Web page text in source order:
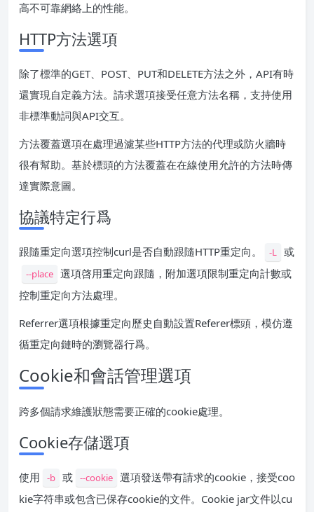
高不可靠網絡上的性能。
HTTP方法選項
除了標準的GET、POST、PUT和DELETE方法之外，API有時
還實現自定義方法。請求選項接受任意方法名稱，支持使用
非標準動詞與API交互。
方法覆蓋選項在處理過濾某些HTTP方法的代理或防火牆時
很有幫助。基於標頭的方法覆蓋在在線使用允許的方法時傳
達實際意圖。
協議特定行爲
跟隨重定向選項控制curl是否自動跟隨HTTP重定向。 -L 或
--place 選項啓用重定向跟隨，附加選項限制重定向計數或
控制重定向方法處理。
Referrer選項根據重定向歷史自動設置Referer標頭，模仿遵
循重定向鏈時的瀏覽器行爲。
Cookie和會話管理選項
跨多個請求維護狀態需要正確的cookie處理。
Cookie存儲選項
使用 -b 或 --cookie 選項發送帶有請求的cookie，接受coo
kie字符串或包含已保存cookie的文件。Cookie jar文件以cu